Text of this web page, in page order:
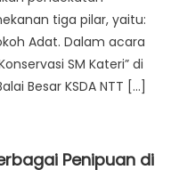
tiga pilar, yaitu:
Adat. Dalam acara
SM Kateri” di
Besar KSDA NTT […]
Penipuan di